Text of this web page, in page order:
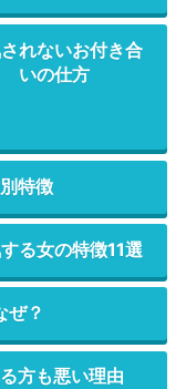
れないお付き合
いの仕方
特徴
る女の特徴11選
ぜ？
方も悪い理由